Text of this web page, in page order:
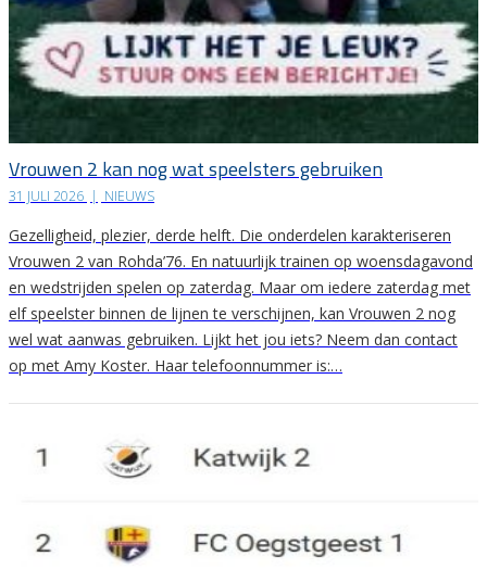
Vrouwen 2 kan nog wat speelsters gebruiken
31 JULI 2026 | NIEUWS
Gezelligheid, plezier, derde helft. Die onderdelen karakteriseren
Vrouwen 2 van Rohda’76. En natuurlijk trainen op woensdagavond
en wedstrijden spelen op zaterdag. Maar om iedere zaterdag met
elf speelster binnen de lijnen te verschijnen, kan Vrouwen 2 nog
wel wat aanwas gebruiken. Lijkt het jou iets? Neem dan contact
op met Amy Koster. Haar telefoonnummer is:…